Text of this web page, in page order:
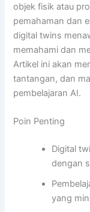
objek fisik atau
pemahaman dan
digital twins
memahami dan
Artikel ini akan
tantangan, dan
pembelajaran AI.
Poin Penting
Digital
dengan
yang